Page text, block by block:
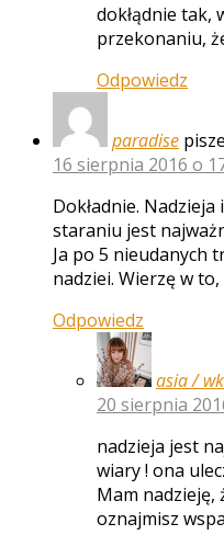
dokłądnie tak,
przekonaniu,
Odpowiedz
paradise
16 sierpnia 2016 o
Dokładnie. Nadzieja
staraniu jest
Ja po 5 nieudanych
nadziei. Wierzę w
Odpowiedz
asia /
20 sierpnia
nadzieja jest
wiary ! ona
Mam nadzieję,
oznajmisz